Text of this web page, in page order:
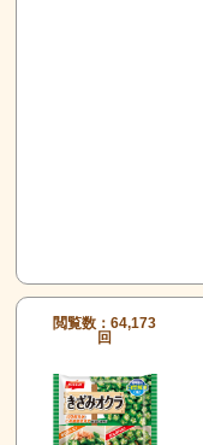
閲覧数：64,173
回